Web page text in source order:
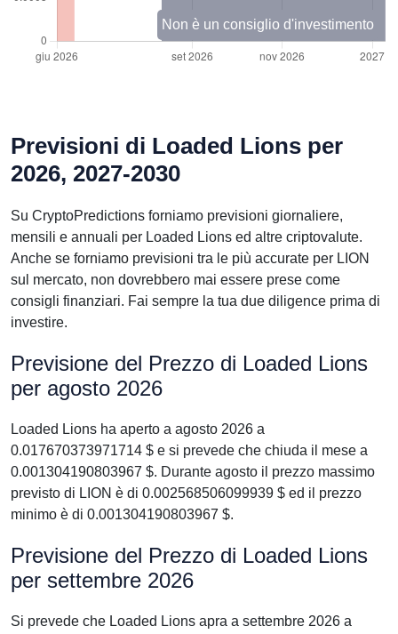
Non è un consiglio d'investimento
Previsioni di Loaded Lions per
2026, 2027-2030
Su CryptoPredictions forniamo previsioni giornaliere,
mensili e annuali per Loaded Lions ed altre criptovalute.
Anche se forniamo previsioni tra le più accurate per LION
sul mercato, non dovrebbero mai essere prese come
consigli finanziari. Fai sempre la tua due diligence prima di
investire.
Previsione del Prezzo di Loaded Lions
per agosto 2026
Loaded Lions ha aperto a agosto 2026 a
0.017670373971714 $ e si prevede che chiuda il mese a
0.001304190803967 $. Durante agosto il prezzo massimo
previsto di LION è di 0.002568506099939 $ ed il prezzo
minimo è di 0.001304190803967 $.
Previsione del Prezzo di Loaded Lions
per settembre 2026
Si prevede che Loaded Lions apra a settembre 2026 a